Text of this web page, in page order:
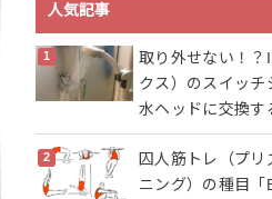
人気記事
取り外せない！？
クス）のスイッチ
水ヘッドに交換す
囚人筋トレ（プリ
ニング）の種目「